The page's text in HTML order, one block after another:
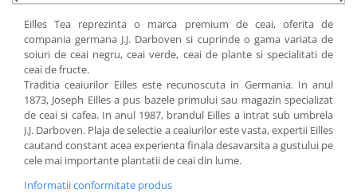
Literatura Romana
Literatura Universala
Poezie
Romane de dragoste, Carti
romantice
Senzatii/Dragoste
Senzatii/Erotic
Eilles Tea reprezinta o marca premium de ceai, oferita de
compania germana J.J. Darboven si cuprinde o gama variata de
soiuri de ceai negru, ceai verde, ceai de plante si specialitati de
ceai de fructe.
Traditia ceaiurilor Eilles este recunoscuta in Germania. In anul
1873, Joseph Eilles a pus bazele primului sau magazin specializat
de ceai si cafea. In anul 1987, brandul Eilles a intrat sub umbrela
J.J. Darboven. Plaja de selectie a ceaiurilor este vasta, expertii Eilles
cautand constant acea experienta finala desavarsita a gustului pe
cele mai importante plantatii de ceai din lume.
Informatii conformitate produs